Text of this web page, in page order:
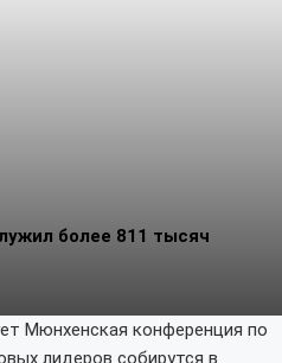
более 811 тысяч
Мюнхенская конференция по
лидеров собирутся в